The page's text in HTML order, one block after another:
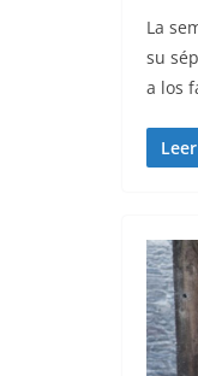
La
su
a los